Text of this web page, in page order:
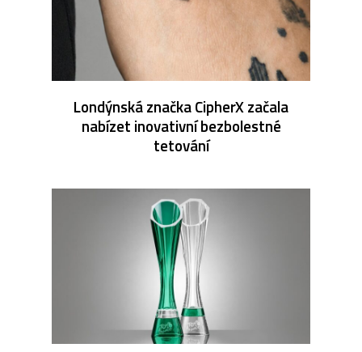
Londýnská značka CipherX začala
nabízet inovativní bezbolestné
tetování